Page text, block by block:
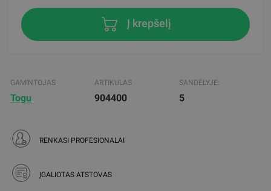
Į krepšelį
GAMINTOJAS
Togu
ARTIKULAS
904400
SANDĖLYJE:
5
RENKASI PROFESIONALAI
ĮGALIOTAS ATSTOVAS